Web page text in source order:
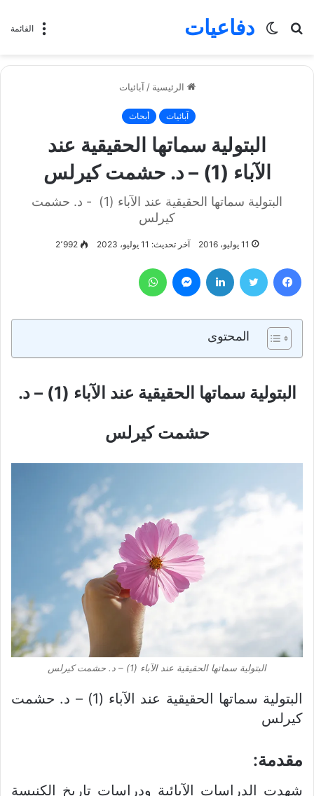
القائمة دفاعيات
بحث
الوضع
الرئيسية / آبائيات
آبائيات أبحاث
البتولية سماتها الحقيقية عند
الآباء (1) – د. حشمت كيرلس
البتولية سماتها الحقيقية عند الآباء (1) - د. حشمت
كيرلس
11 يوليو، 2016 آخر تحديث: 11 يوليو، 2023 2٬992
فيسبوك تويتر لينكدإن ماسنجر
المحتوى
البتولية سماتها الحقيقية عند الآباء (1) – د.
حشمت كيرلس
البتولية سماتها الحقيقية عند الآباء (1) – د. حشمت كيرلس
البتولية سماتها الحقيقية عند الآباء (1) – د. حشمت
كيرلس
مقدمة:
شهدت الدراسات الآبائية ودراسات تاريخ الكنيسة